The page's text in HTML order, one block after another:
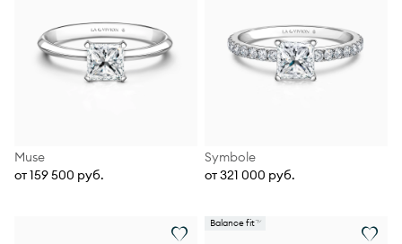
Muse
от 159 500 руб.
Symbole
от 321 000 руб.
Balance fit